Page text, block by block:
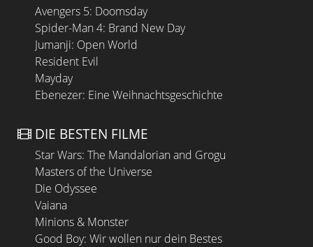
Avengers 5: Doomsday
Spider-Man 4: Brand New Day
Jumanji: Open World
Resident Evil
Mayday
Ebenezer: Eine Weihnachtsgeschichte
DIE BESTEN FILME
Star Wars: The Mandalorian and Grogu
Masters of the Universe
Die Odyssee
Vaiana
Minions & Monster
Good Boy: Wir wollen nur dein Bestes